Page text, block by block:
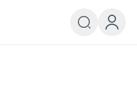
xabarlari va